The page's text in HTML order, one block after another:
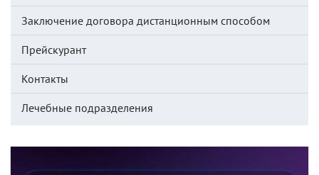
Заключение договора дистанционным способом
Прейскурант
Контакты
Лечебные подразделения